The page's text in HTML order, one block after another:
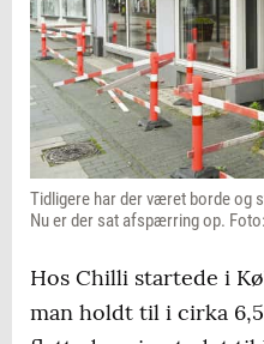
Tidligere har der været borde og
Nu er der sat afspærring op.
Hos Chilli startede i
man holdt til i cirka